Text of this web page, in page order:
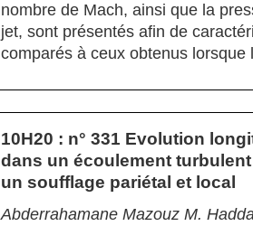
nombre de Mach, ainsi que la
jet, sont présentés afin de
comparés à ceux obtenus
10H20 : n° 331 Evolution
dans un écoulement
un soufflage pariétal et local
Abderrahamane Mazouz M.